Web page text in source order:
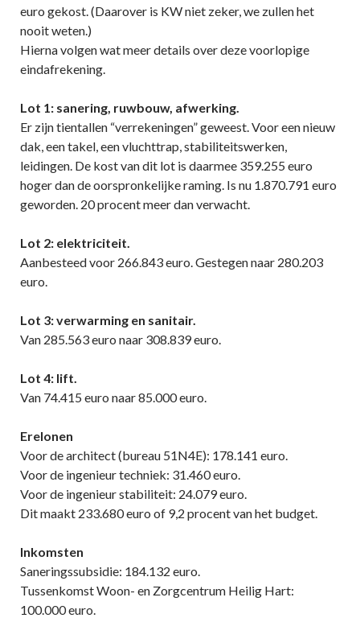
euro gekost. (Daarover is KW niet zeker, we zullen het
nooit weten.)
Hierna volgen wat meer details over deze voorlopige
eindafrekening.
Lot 1: sanering, ruwbouw, afwerking.
Er zijn tientallen “verrekeningen” geweest. Voor een nieuw
dak, een takel, een vluchttrap, stabiliteitswerken,
leidingen. De kost van dit lot is daarmee 359.255 euro
hoger dan de oorspronkelijke raming. Is nu 1.870.791 euro
geworden. 20 procent meer dan verwacht.
Lot 2: elektriciteit.
Aanbesteed voor 266.843 euro. Gestegen naar 280.203
euro.
Lot 3: verwarming en sanitair.
Van 285.563 euro naar 308.839 euro.
Lot 4: lift.
Van 74.415 euro naar 85.000 euro.
Erelonen
Voor de architect (bureau 51N4E): 178.141 euro.
Voor de ingenieur techniek: 31.460 euro.
Voor de ingenieur stabiliteit: 24.079 euro.
Dit maakt 233.680 euro of 9,2 procent van het budget.
Inkomsten
Saneringssubsidie: 184.132 euro.
Tussenkomst Woon- en Zorgcentrum Heilig Hart:
100.000 euro.